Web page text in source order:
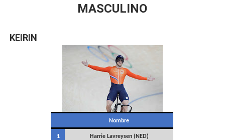
MASCULINO
KEIRIN
Nombre
1 Harrie Lavreysen (NED)